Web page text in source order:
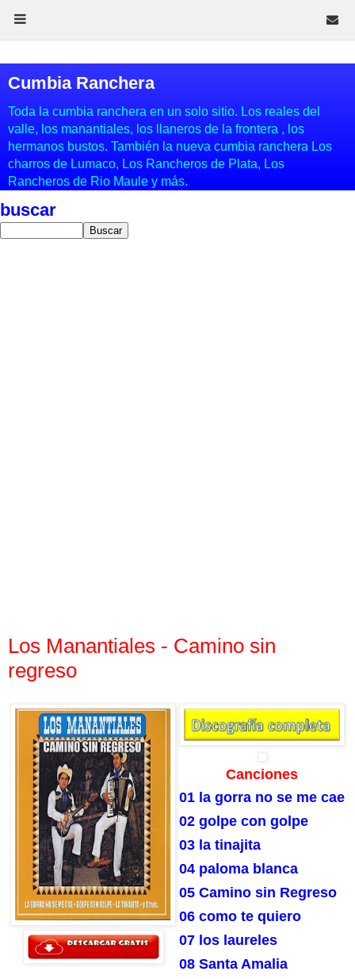
Cumbia Ranchera
Toda la cumbia ranchera en un solo sitio. Los reales del
valle, los manantiales, los llaneros de la frontera , los
hermanos bustos. También la nueva cumbia ranchera Los
charros de Lumaco, Los Rancheros de Plata, Los
Rancheros de Rio Maule y más.
buscar
Los Manantiales - Camino sin
regreso
Canciones
01 la gorra no se me cae
02 golpe con golpe
03 la tinajita
04 paloma blanca
05 Camino sin Regreso
06 como te quiero
07 los laureles
08 Santa Amalia